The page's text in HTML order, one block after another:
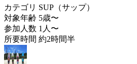
カテゴリ SUP（サップ）
対象年齢 5歳〜
参加人数 1人〜
所要時間 約2時間半